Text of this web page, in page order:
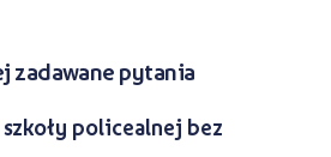
zadawane pytania
policealnej bez